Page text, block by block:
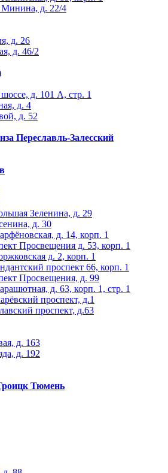
д. 22/4
д. 26
д. 46/2
д. 101 А, стр. 1
д. 4
д. 52
Переславль-Залесский
Зеленина, д. 29
д. 30
д. 14, корп. 1
Просвещения д. 53, корп. 1
д. 2, корп. 1
проспект 66, корп. 1
Просвещения, д. 99
д. 63, корп. 1, стр. 1
проспект, д.1
проспект, д.63
д. 163
д. 192
Тюмень